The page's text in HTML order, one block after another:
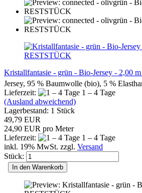
Kristallfantasie - grün - Bio-Jersey - 2,00
Jersey, 95 % Baumwolle (bio), 5 %
Lieferzeit:
1 – 4 Tage
(Ausland abweichend)
Lagerbestand: 1 Stück
49,79 EUR
24,90 EUR pro Meter
Lieferzeit:
1 – 4 Tage
inkl. 19% MwSt. zzgl. Versand
Stück:
In den Warenkorb